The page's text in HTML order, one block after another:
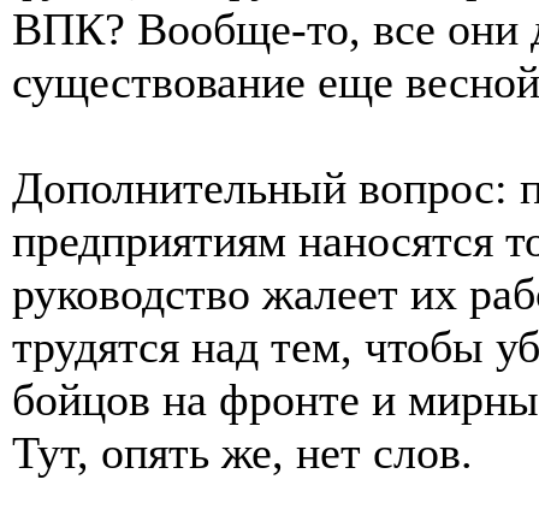
ВПК? Вообще-то, все они
существование еще
Дополнительный вопрос:
предприятиям наносятся
руководство жалеет их
трудятся над тем, чтобы
бойцов на фронте и
Тут, опять же, нет слов.